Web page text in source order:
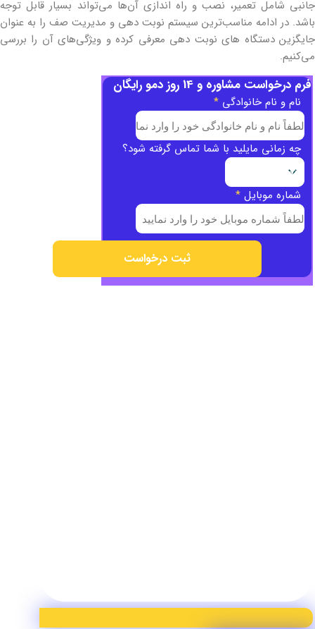
جانبی شامل تعمیر، نصب و راه اندازی آن‌ها می‌تواند بسیار قابل توجه
باشد. در ادامه مناسب‌ترین سیستم نوبت دهی و مدیریت صف را به عنوان
جایگزین دستگاه های نوبت دهی معرفی کرده و ویژگی‌های آن را بررسی
می‌کنیم.
فرم درخواست مشاوره و 14 روز دمو رایگان
نام و نام خانوادگی *
چه زمانی مایلید با شما تماس گرفته شود؟
شماره موبایل *
ثبت درخواست